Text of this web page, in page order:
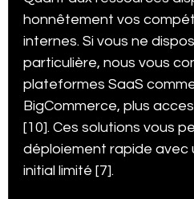
honnêtement vos
internes. Si vous ne
particulière, nous vous
plateformes SaaS
BigCommerce, plus
[10]. Ces solutions vous
déploiement rapide avec
initial limité [7].